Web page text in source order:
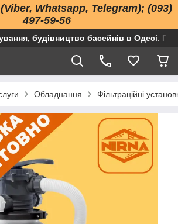
Whatsapp, Telegram); (093)
497-59-56
будівництво басейнів в Одесі.
Обладнання Фільтраційні